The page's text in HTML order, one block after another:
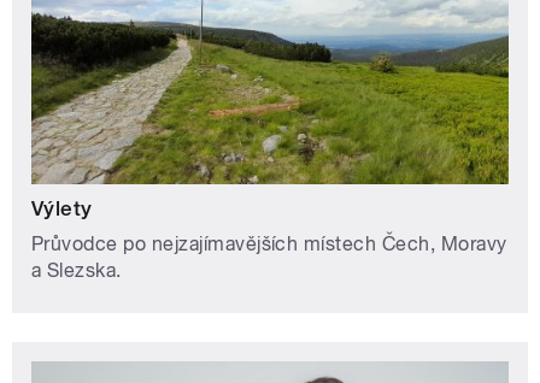
Výlety
Průvodce po nejzajímavějších místech Čech, Moravy
a Slezska.